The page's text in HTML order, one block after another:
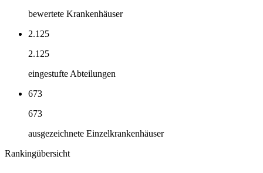
bewertete Krankenhäuser
2.125
2.125
eingestufte Abteilungen
673
673
ausgezeichnete Einzelkrankenhäuser
Rankingübersicht